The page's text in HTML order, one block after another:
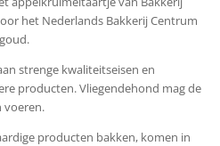
het Nederlands Bakkerij Centrum
strenge kwaliteitseisen en
producten. Vliegendehond mag de
voeren.
producten bakken, komen in